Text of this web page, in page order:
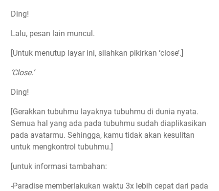
Ding!
Lalu, pesan lain muncul.
[Untuk menutup layar ini, silahkan pikirkan ‘close’.]
‘Close.’
Ding!
[Gerakkan tubuhmu layaknya tubuhmu di dunia nyata.
Semua hal yang ada pada tubuhmu sudah diaplikasikan
pada avatarmu. Sehingga, kamu tidak akan kesulitan
untuk mengkontrol tubuhmu.]
[untuk informasi tambahan:
-Paradise memberlakukan waktu 3x lebih cepat dari pada